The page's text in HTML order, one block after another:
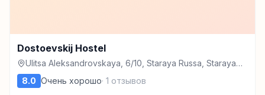
Dostoevskij Hostel
Ulitsa Aleksandrovskaya, 6/10, Staraya Russa, Staraya
Russa, Staraya Russa, Staraya Russa, Staraya Russa,
Staraya Russa, Старая Русса
8.0 Очень хорошо· 1 отзывов